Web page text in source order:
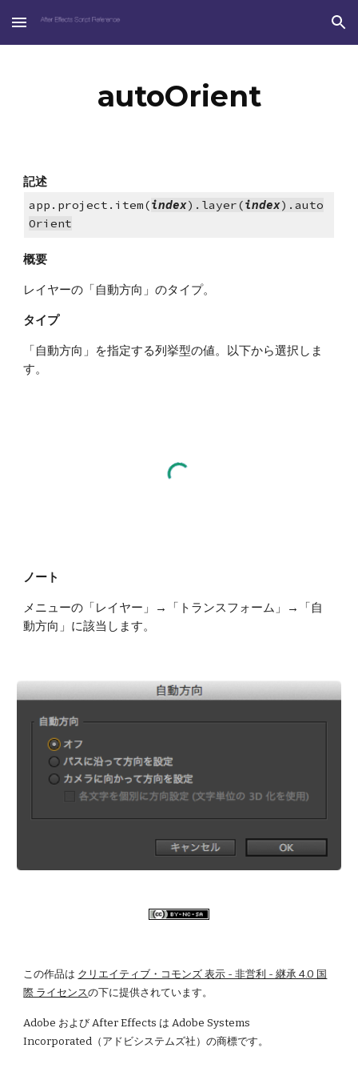
Skip to main content Skip to navigation
autoOrient
記述
app.project.item(index).layer(index).auto
Orient
概要
レイヤーの「自動方向」のタイプ。
タイプ
「自動方向」を指定する列挙型の値。以下から選択しま
す。
ノート
メニューの「レイヤー」→「トランスフォーム」→「自
動方向」に該当します。
この作品は クリエイティブ・コモンズ 表示 - 非営利 - 継承 4.0 国
際 ライセンスの下に提供されています。
Adobe および After Effects は Adobe Systems
Incorporated（アドビシステムズ社）の商標です。